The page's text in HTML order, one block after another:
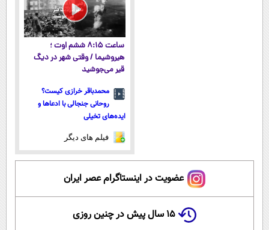
ساعت ۸:۱۵ ششم اوت ؛
هیروشیما / وقتی شهر در دیگ
قیر می‌جوشید
محمدباقر خرازی کیست؟
روحانی جنجالی با ادعاها و
ایده‌های تخیلی
فیلم های دیگر
عضویت در اینستاگرام عصر ایران
۱۵ سال پیش در چنین روزی